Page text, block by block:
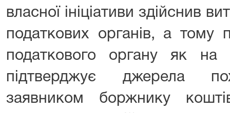
власної ініціативи здійснив
податкових органів, а тому
податкового органу як
підтверджує джерела
заявником боржнику